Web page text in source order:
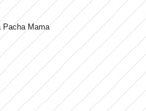
Pacha Mama